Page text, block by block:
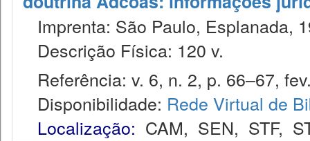
Imprenta: São Paulo, Esplanada,
Descrição Física: 120 v.
Referência: v. 6, n. 2, p. 66–67,
Disponibilidade: Rede Virtual de
Localização: CAM, SEN, STF,